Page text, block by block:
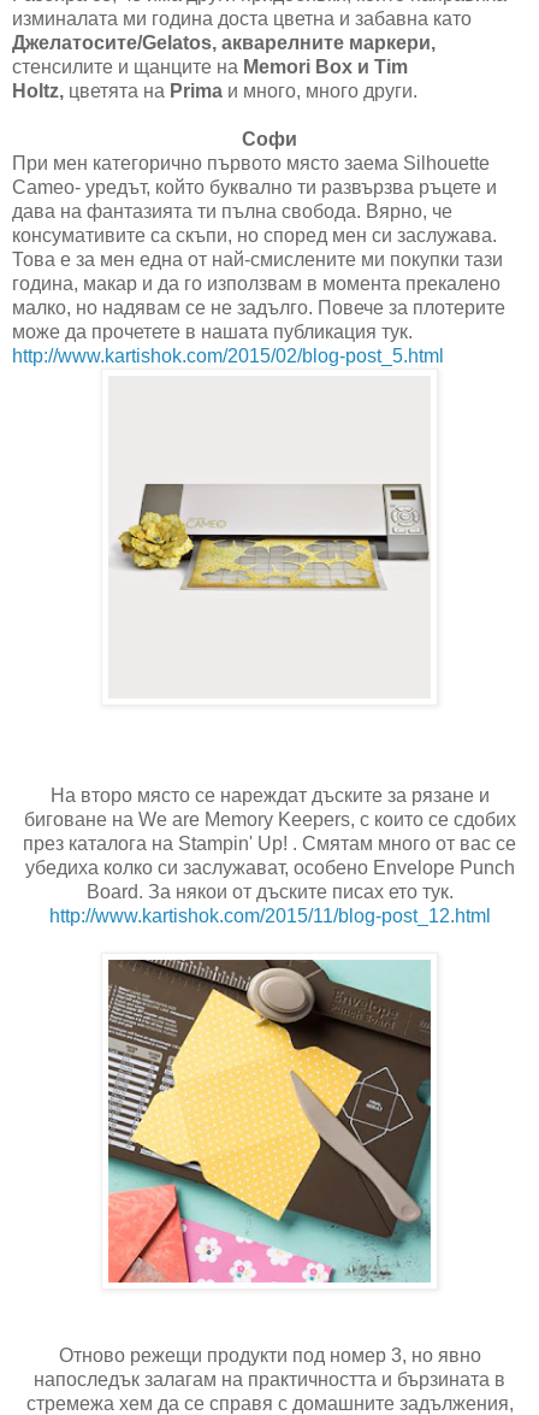
изминалата ми година достa цветна и забавна като
Джелатосите/Gelatos, акварелните маркери,
стенсилите и щанците на Memori Box и Tim
Holtz, цветята на Prima и много, много други.
Софи
При мен категорично първото място заема Silhouette
Cameo- уредът, който буквално ти развързва ръцете и
дава на фантазията ти пълна свобода. Вярно, че
консумативите са скъпи, но според мен си заслужава.
Това е за мен една от най-смислените ми покупки тази
година, макар и да го използвам в момента прекалено
малко, но надявам се не задълго. Повече за плотерите
може да прочетете в нашата публикация тук.
http://www.kartishok.com/2015/02/blog-post_5.html
На второ място се нареждат дъските за рязане и
биговане на We are Memory Keepers, с които се сдобих
през каталога на Stampin' Up! . Смятам много от вас се
убедиха колко си заслужават, особенo Envelope Punch
Board. За някои от дъските писах ето тук.
http://www.kartishok.com/2015/11/blog-post_12.html
Отново режещи продукти под номер 3, но явно
напоследък залагам на практичността и бързината в
стремежа хем да се справя с домашните задължения,